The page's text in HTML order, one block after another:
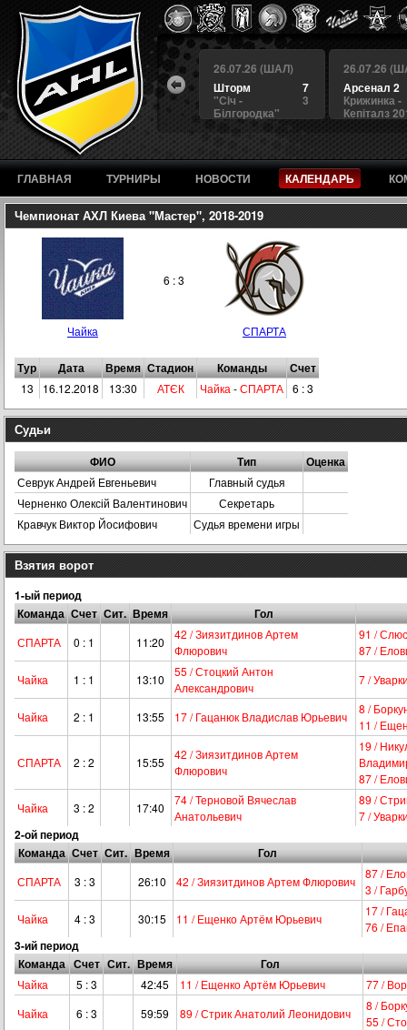
4
4
26.07.26 (ШАЛ)
3
БЕРКУТ
1
Альянс
26.07.26 (ШАЛ)
7
Шторм
3
"Сiч -
Білгородка"
26.07.26
Арсенал 2
Крижинка -
Кепіталз
ГЛАВНАЯ ТУРНИРЫ НОВОСТИ КАЛЕНДАРЬ
Чемпионат АХЛ Киева "Мастер", 2018-2019
6 : 3
Чайка СПАРТА
Тур Дата Время Стадион Команды Счет
13 16.12.2018 13:30 АТЄК Чайка -СПАРТА 6 : 3
Судьи
ФИО Тип Оценка
Севрук Андрей Евгеньевич
Главный судья
Черненко Олексій Валентинович
Секретарь
Кравчук Виктор Йосифович
Судья времени игры
Взятия ворот
1-ый период
Команда Счет Сит. Время Гол
СПАРТА 0 : 1 11:20
42 / Зиязитдинов Артем
Флюрович
91 /
87 /
Чайка
1 : 1 13:10
55 / Стоцкий Антон
Александрович
7 /
Чайка 2 : 1 13:55 17 / Гацанюк Владислав Юрьевич
8 /
11 /
СПАРТА 2 : 2 15:55
42 / Зиязитдинов Артем
Флюрович
19 /
87 /
Чайка
3 : 2 17:40
74 / Терновой Вячеслав
Анатольевич
89 /
7 /
2-ой период
Команда Счет Сит. Время Гол
СПАРТА 3 : 3 26:10 42 / Зиязитдинов Артем Флюрович
87 /
3 /
Чайка
4 : 3 30:15 11 / Ещенко Артём Юрьевич
17 /
76 /
3-ий период
Команда Счет Сит. Время Гол
Чайка 5 : 3 42:45 11 / Ещенко Артём Юрьевич
77 /
Чайка
6 : 3 59:59 89 / Стрик Анатолий Леонидович
8 /
55 /